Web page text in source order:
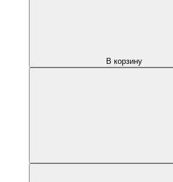
В корзину